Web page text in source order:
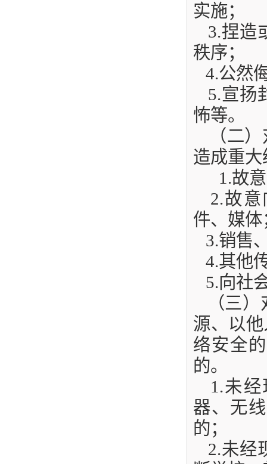
实施；
3.捏造
秩序；
4.公然
5.宣扬
怖等。
（二
造成重
1 .故
2.故意
件、媒体
3.销售
4.其他
5.向社
（三
源、以
络安全
的。
1 .未经
器、无
的；
2.未经